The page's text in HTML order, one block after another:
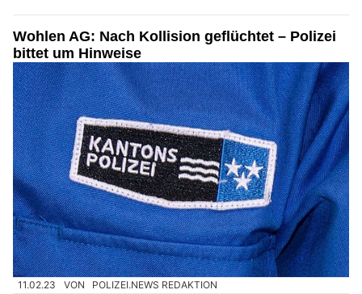
Wohlen AG: Nach Kollision geflüchtet – Polizei
bittet um Hinweise
11.02.23 VON POLIZEI.NEWS REDAKTION